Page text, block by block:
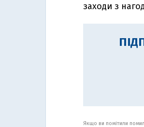
заходи з
Якщо ви помітили